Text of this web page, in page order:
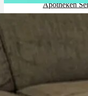
Apotheken